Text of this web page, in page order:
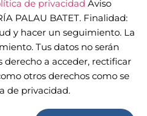
de privacidad Aviso
PALAU BATET. Finalidad:
y hacer un seguimiento. La
Tus datos no serán
derecho a acceder, rectificar
otros derechos como se
de privacidad.